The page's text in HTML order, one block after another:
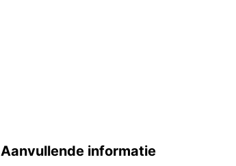
Aanvullende informatie